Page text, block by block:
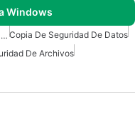
Windows
Copia De Seguridad En La Nube Para Windows Copia De Seguridad De Datos
De Archivos